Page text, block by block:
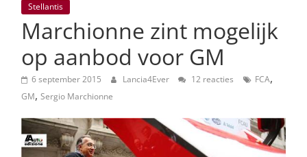
Italiana
autonieuws
lifestyle
Stellantis
Marchionne zint mogelijk
op aanbod voor GM
6 september 2015 Lancia4Ever 12 reacties FCA,
GM, Sergio Marchionne